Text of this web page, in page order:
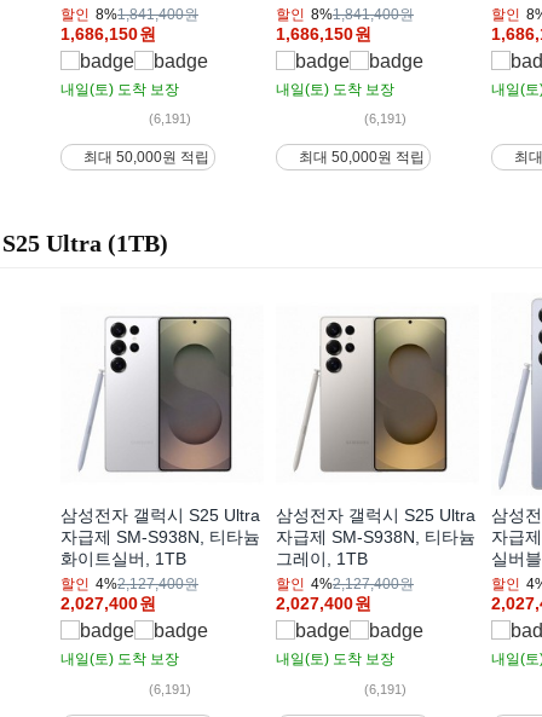
할인 8%1,841,400원
1,686,150원
내일(토) 도착 보장
(6,191)
최대 50,000원 적립
할인 8%1,841,400원
1,686,150원
내일(토) 도착 보장
(6,191)
최대 50,000원 적립
할인
내일(
최
S25 Ultra (1TB)
삼성전자 갤럭시 S25 Ultra
자급제 SM-S938N, 티타늄
화이트실버, 1TB
할인 4%2,127,400원
2,027,400원
내일(토) 도착 보장
(6,191)
삼성전자 갤럭시 S25 Ultra
자급제 SM-S938N, 티타늄
그레이, 1TB
할인 4%2,127,400원
2,027,400원
내일(토) 도착 보장
(6,191)
삼성
자급
실버
할인
내일(